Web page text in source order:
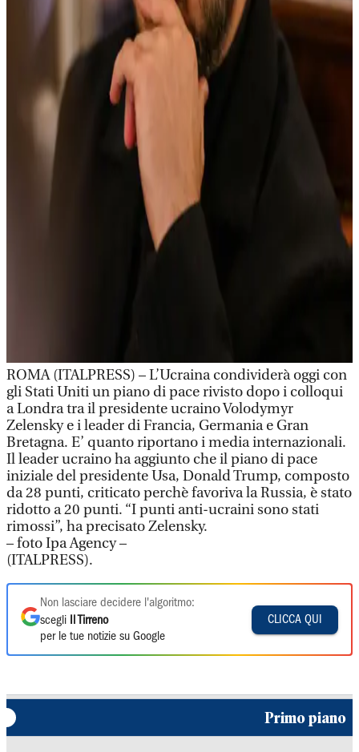
ROMA (ITALPRESS) – L’Ucraina condividerà oggi con
gli Stati Uniti un piano di pace rivisto dopo i colloqui
a Londra tra il presidente ucraino Volodymyr
Zelensky e i leader di Francia, Germania e Gran
Bretagna. E’ quanto riportano i media internazionali.
Il leader ucraino ha aggiunto che il piano di pace
iniziale del presidente Usa, Donald Trump, composto
da 28 punti, criticato perchè favoriva la Russia, è stato
ridotto a 20 punti. “I punti anti-ucraini sono stati
rimossi”, ha precisato Zelensky.
– foto Ipa Agency –
(ITALPRESS).
Non lasciare decidere l'algoritmo:
scegli
Il Tirreno
per le tue notizie su Google
CLICCA QUI
Primo piano